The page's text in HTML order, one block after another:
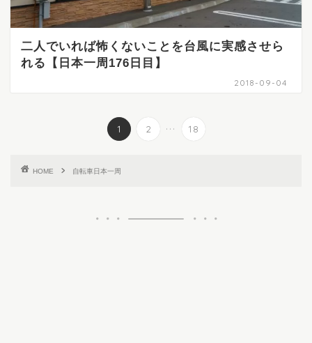
二人でいれば怖くないことを台風に実感させら
れる【日本一周176日目】
2018-09-04
1 2 ... 18
HOME 自転車日本一周